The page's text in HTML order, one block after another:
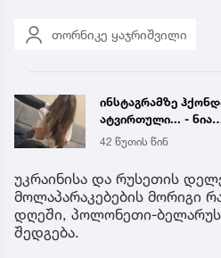
თორნიკე ყაჯრიშვილი
ინსტაგრამზე
ატვირთული... - ნია
იმნაძის რომელ
საუბრობს გიგა
ავალიანის დედა
42 წუთის წინ
უკრაინისა და რუსეთის
მოლაპარაკებების მორიგი
დღეში, პოლონეთი-
შედგება.